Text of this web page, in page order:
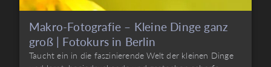
Makro-Fotografie – Kleine Dinge ganz
groß | Fotokurs in Berlin
Taucht ein in die faszinierende Welt der kleinen Dinge